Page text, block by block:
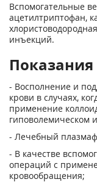
Вспомогательные
ацетилтриптофан,
инъекций.
- Восполнение и
крови в случаях,
применение
гиповолемическом
- Лечебный
- В качестве
операций с
кровообращения;